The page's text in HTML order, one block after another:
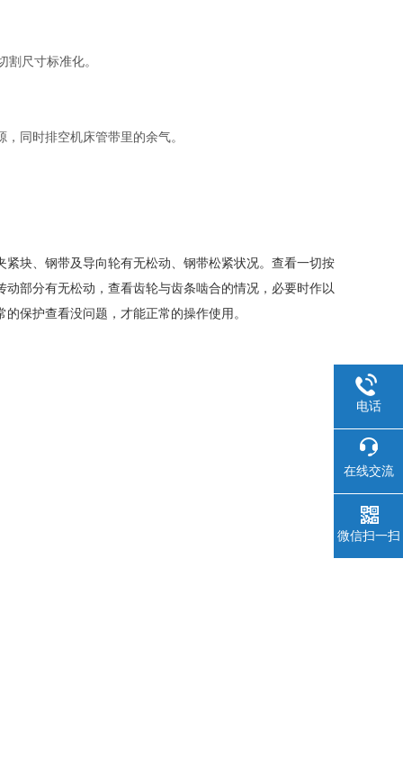
尺寸标准化。
同时排空机床管带里的余气。
紧块、钢带及导向轮有无松动、钢带松紧状况。 查看一切按
动部分有无松动，查看齿轮与齿条啮合的情况，必要时作以
的保护查看没问题，才能正常的操作使用。
电话
在线交流
微信扫一扫